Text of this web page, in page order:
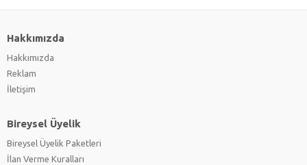
Hakkımızda
Hakkımızda
Reklam
İletişim
Bireysel Üyelik
Bireysel Üyelik Paketleri
İlan Verme Kuralları